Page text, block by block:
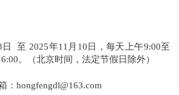
日 至 2025年11月10日，每天上午9:00至
。（北京时间，法定节假日除外）
：hongfengdl@163.com